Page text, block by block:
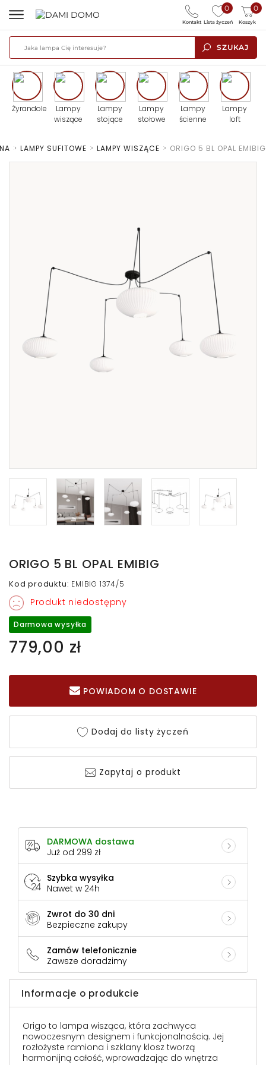
SZUKAJ
0
Lista życzeń
0
Koszyk
Kontakt
Żyrandole
Lampy
wiszące
Lampy
stojące
Lampy
stołowe
Lampy
ścienne
Lampy
loft
> LAMPY SUFITOWE > LAMPY WISZĄCE > ORIGO 5 BL OPAL EMIBIG
ORIGO 5 BL OPAL EMIBIG
Kod produktu: EMIBIG 1374/5
Produkt niedostępny
Darmowa wysyłka
779,00 zł
POWIADOM O DOSTAWIE
Dodaj do listy życzeń
Zapytaj o produkt
DARMOWA dostawa
Już od 299 zł
Szybka wysyłka
Nawet w 24h
Zwrot do 30 dni
Bezpieczne zakupy
Zamów telefonicznie
Zawsze doradzimy
Informacje o produkcie
Origo to lampa wisząca, która zachwyca
nowoczesnym designem i funkcjonalnością. Jej
rozłożyste ramiona i szklany klosz tworzą
harmonijną całość, wprowadzając do wnętrza